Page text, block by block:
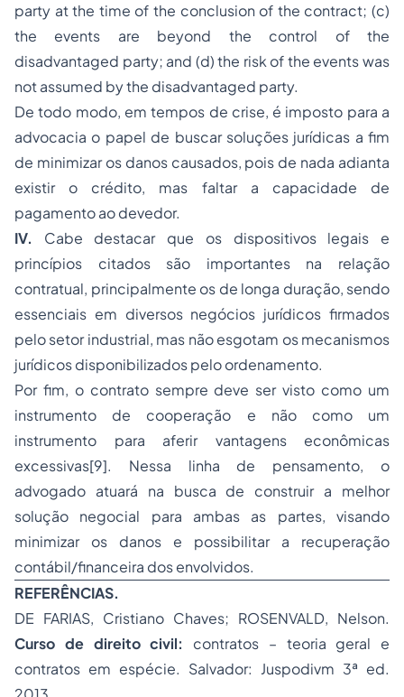
party at the time of the conclusion of the contract; (c)
the events are beyond the control of the
disadvantaged party; and (d) the risk of the events was
not assumed by the disadvantaged party.
De todo modo, em tempos de crise, é imposto para a
advocacia o papel de buscar soluções jurídicas a fim
de minimizar os danos causados, pois de nada adianta
existir o crédito, mas faltar a capacidade de
pagamento ao devedor.
IV. Cabe destacar que os dispositivos legais e
princípios citados são importantes na relação
contratual, principalmente os de longa duração, sendo
essenciais em diversos negócios jurídicos firmados
pelo setor industrial, mas não esgotam os mecanismos
jurídicos disponibilizados pelo ordenamento.
Por fim, o contrato sempre deve ser visto como um
instrumento de cooperação e não como um
instrumento para aferir vantagens econômicas
excessivas[9]. Nessa linha de pensamento, o
advogado atuará na busca de construir a melhor
solução negocial para ambas as partes, visando
minimizar os danos e possibilitar a recuperação
contábil/financeira dos envolvidos.
REFERÊNCIAS.
DE FARIAS, Cristiano Chaves; ROSENVALD, Nelson.
Curso de direito civil:
contratos – teoria geral e
contratos em espécie. Salvador: Juspodivm 3ª ed.